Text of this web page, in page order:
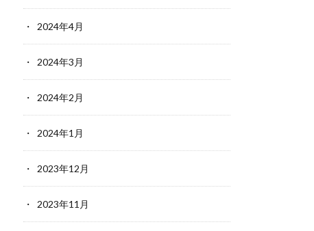
2024年4月
2024年3月
2024年2月
2024年1月
2023年12月
2023年11月